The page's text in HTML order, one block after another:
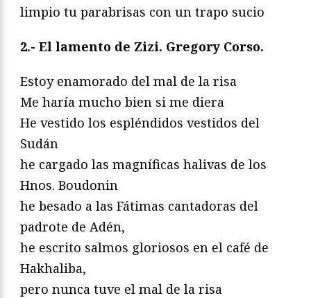
limpio tu parabrisas con un trapo sucio
2.- El lamento de Zizi. Gregory Corso.
Estoy enamorado del mal de la risa
Me haría mucho bien si me diera
He vestido los espléndidos vestidos del
Sudán
he cargado las magníficas halivas de los
Hnos. Boudonin
he besado a las Fátimas cantadoras del
padrote de Adén,
he escrito salmos gloriosos en el café de
Hakhaliba,
pero nunca tuve el mal de la risa